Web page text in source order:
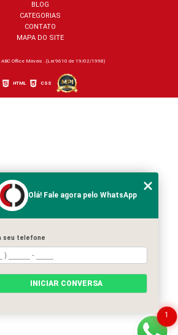
BLOG
CATEGORIAS
CONTATO
MAPA DO SITE
ABC Office Móveis . (Lei 9610 de 19/02/1998)
HTML CSS
1
Olá! Fale agora pelo WhatsApp
seu telefone
INICIAR CONVERSA